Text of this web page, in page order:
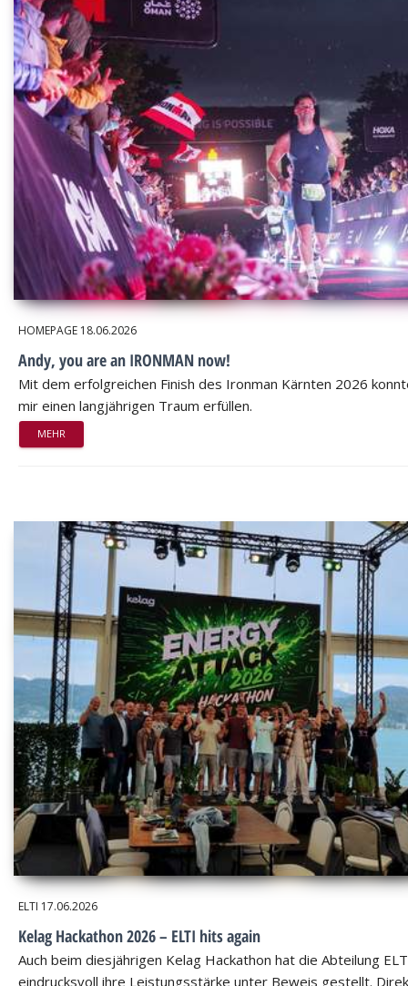
HOMEPAGE 18.06.2026
Andy, you are an IRONMAN now!
Mit dem erfolgreichen Finish des Ironman Kärnten 2026
mir einen langjährigen Traum erfüllen.
MEHR
ELTI 17.06.2026
Kelag Hackathon 2026 – ELTI hits again
Auch beim diesjährigen Kelag Hackathon hat die Abteilung
eindrucksvoll ihre Leistungsstärke unter Beweis gestellt.